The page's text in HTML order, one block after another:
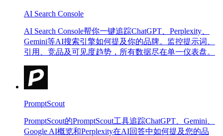
AI Search Console
AI Search Console帮你一键追踪ChatGPT、Perplexity、
Gemini等AI搜索引擎如何提及你的品牌。监控提示词、
引用、竞品及可见度趋势，所有数据尽在单一仪表盘。
PromptScout
PromptScout的PromptScout工具追踪ChatGPT、Gemini、
Google AI概览和Perplexity在AI回答中如何提及您的品